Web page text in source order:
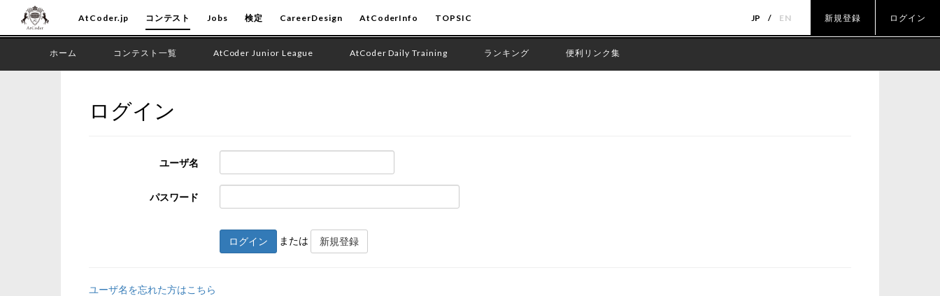
AtCoder.jp コンテスト Jobs 検定 CareerDesign AtCoderInfo TOPSIC JP EN 新規登録 ログイン
ホーム コンテスト一覧 AtCoder Junior League AtCoder Daily Training ランキング 便利リンク集
ログイン
ユーザ名
パスワード
ログイン または 新規登録
ユーザ名を忘れた方はこちら